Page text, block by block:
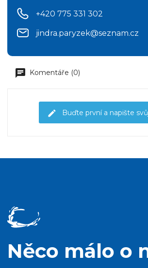
+420 775 331 302
jindra.paryzek@seznam.cz
Komentáře (0)
Buďte první a napište
Něco málo o